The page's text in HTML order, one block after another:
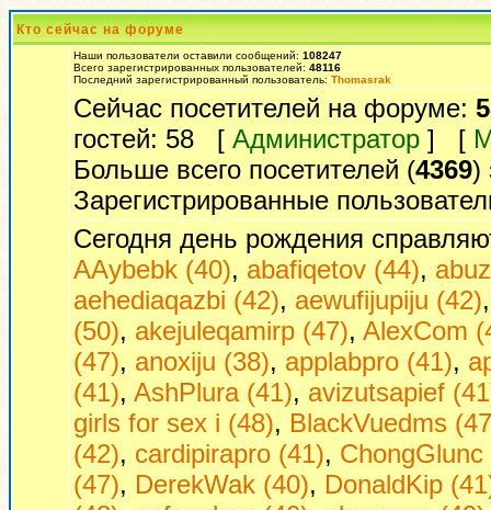
Кто сейчас на форуме
Наши пользователи оставили сообщений: 108247
Всего зарегистрированных пользователей: 48116
Последний зарегистрированный пользователь: Thomasrak
Сейчас посетителей на форуме:
гостей: 58 [ Администратор ] [
Больше всего посетителей (4369)
Зарегистрированные
Сегодня день рождения
AAybebk (40), abafiqetov (44),
aehediaqazbi (42), aewufijupiju (42)
(50), akejuleqamirp (47), AlexCom
(47), anoxiju (38), applabpro (41),
(41), AshPlura (41), avizutsapief
girls fоr seх i (48), BlackVuedms
(42), cardipirapro (41), ChongGlunc
(47), DerekWak (40), DonaldKip